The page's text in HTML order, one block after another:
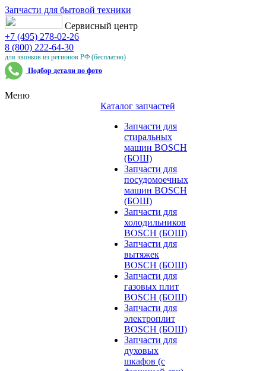
Запчасти для бытовой техники
Сервисный центр
+7 (495) 278-02-26
8 (800) 222-64-30
для звонков из регионов РФ (бесплатно)
Подбор детали по фото
Меню
Каталог запчастей
Запчасти для
стиральных
машин BOSCH
(БОШ)
Запчасти для
посудомоечных
машин BOSCH
(БОШ)
Запчасти для
холодильников
BOSCH (БОШ)
Запчасти для
вытяжек
BOSCH (БОШ)
Запчасти для
газовых плит
BOSCH (БОШ)
Запчасти для
электроплит
BOSCH (БОШ)
Запчасти для
духовых
шкафов (с